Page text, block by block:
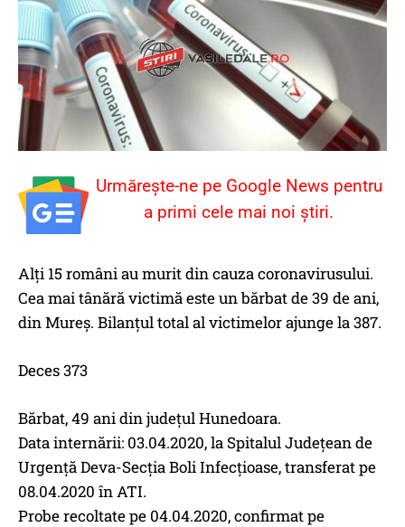
Urmărește-ne pe Google News pentru
a primi cele mai noi știri.
Alți 15 români au murit din cauza coronavirusului.
Cea mai tânără victimă este un bărbat de 39 de ani,
din Mureș. Bilanțul total al victimelor ajunge la 387.
Deces 373
Bărbat, 49 ani din județul Hunedoara.
Data internării: 03.04.2020, la Spitalul Județean de
Urgență Deva-Secția Boli Infecțioase, transferat pe
08.04.2020 în ATI.
Probe recoltate pe 04.04.2020, confirmat pe